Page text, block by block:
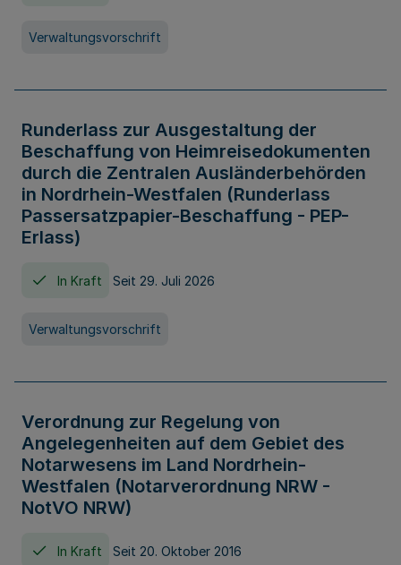
Verwaltungsvorschrift
Runderlass zur Ausgestaltung der
Beschaffung von Heimreisedokumenten
durch die Zentralen Ausländerbehörden
in Nordrhein-Westfalen (Runderlass
Passersatzpapier-Beschaffung - PEP-
Erlass)
In Kraft Seit 29. Juli 2026
Verwaltungsvorschrift
Verordnung zur Regelung von
Angelegenheiten auf dem Gebiet des
Notarwesens im Land Nordrhein-
Westfalen (Notarverordnung NRW -
NotVO NRW)
In Kraft Seit 20. Oktober 2016